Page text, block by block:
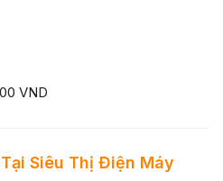
VND
Siêu Thị Điện Máy